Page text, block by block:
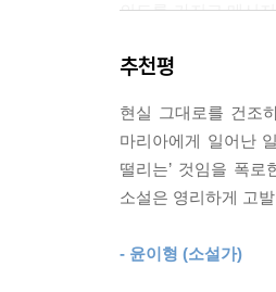
의도를 가지고 메시
기쁨, 슬픔, 우월감,
서로 경쟁하고 사랑
“어느 날 예수가 그
여자에게는 악하고
추천평
현실 그대로를 건조
마리아에게 일어난
떨리는’ 것임을 폭
소설은 영리하게 고
- 윤이형 (소설가)